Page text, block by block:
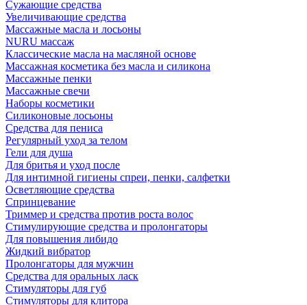
Сужающие средства
Увеличивающие средства
Массажные масла и лосьоны
NURU массаж
Классические масла на масляной основе
Массажная косметика без масла и силикона
Массажные пенки
Массажные свечи
Наборы косметики
Силиконовые лосьоны
Средства для пениса
Регулярный уход за телом
Гели для душа
Для бритья и уход после
Для интимной гигиены спреи, пенки, салфетки
Осветляющие средства
Спринцевание
Триммер и средства против роста волос
Стимулирующие средства и пролонгаторы
Для повышения либидо
Жидкий вибратор
Пролонгаторы для мужчин
Средства для оральных ласк
Стимуляторы для губ
Стимуляторы для клитора